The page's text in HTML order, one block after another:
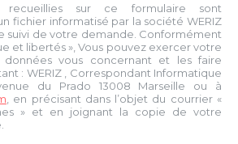
recueillies sur ce formulaire sont
fichier informatisé par la société WERIZ
suivi de votre demande. Conformément
et libertés », Vous pouvez exercer votre
vous concernant et les faire
: WERIZ
, Correspondant Informatique
du Prado 13008 Marseille ou à
, en précisant dans l’objet du courrier «
» et en joignant la copie de votre